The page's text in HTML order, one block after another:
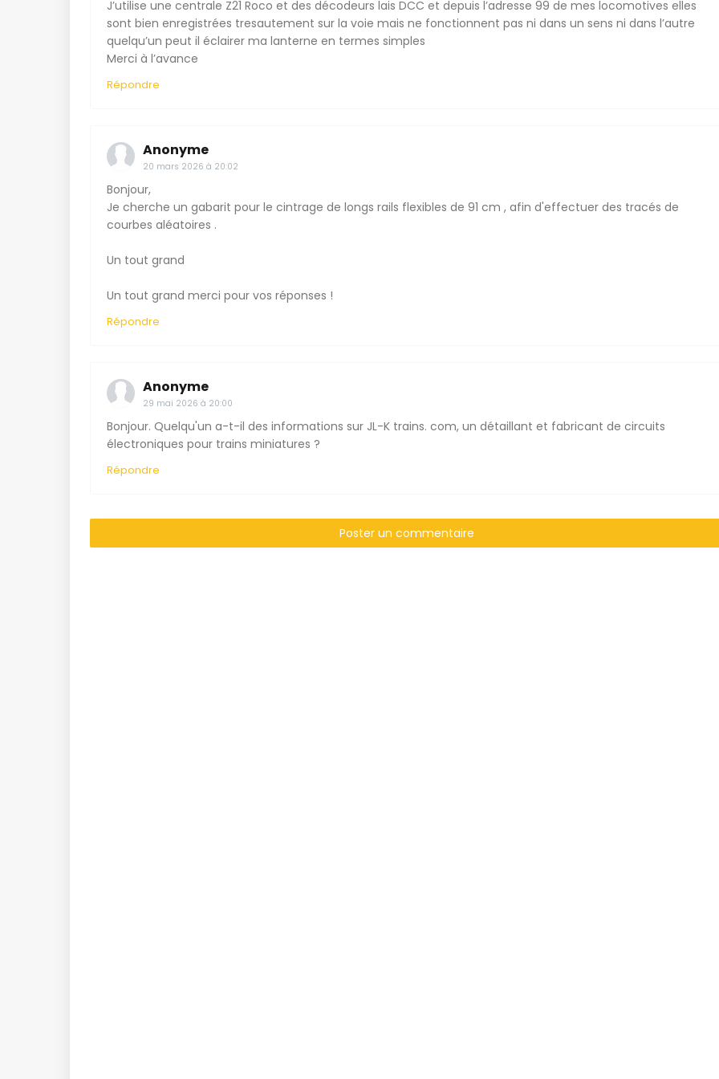
J’utilise une centrale Z21 Roco et des décodeurs lais DCC et depuis l’adresse 99 de mes locomotives elles
sont bien enregistrées tresautement sur la voie mais ne fonctionnent pas ni dans un sens ni dans l’autre
quelqu’un peut il éclairer ma lanterne en termes simples
Merci à l’avance
Répondre
Anonyme
20 mars 2026 à 20:02
Bonjour,
Je cherche un gabarit pour le cintrage de longs rails flexibles de 91 cm , afin d'effectuer des tracés de
courbes aléatoires .
Un tout grand
Un tout grand merci pour vos réponses !
Répondre
Anonyme
29 mai 2026 à 20:00
Bonjour. Quelqu'un a-t-il des informations sur JL-K trains. com, un détaillant et fabricant de circuits
électroniques pour trains miniatures ?
Répondre
Poster un commentaire